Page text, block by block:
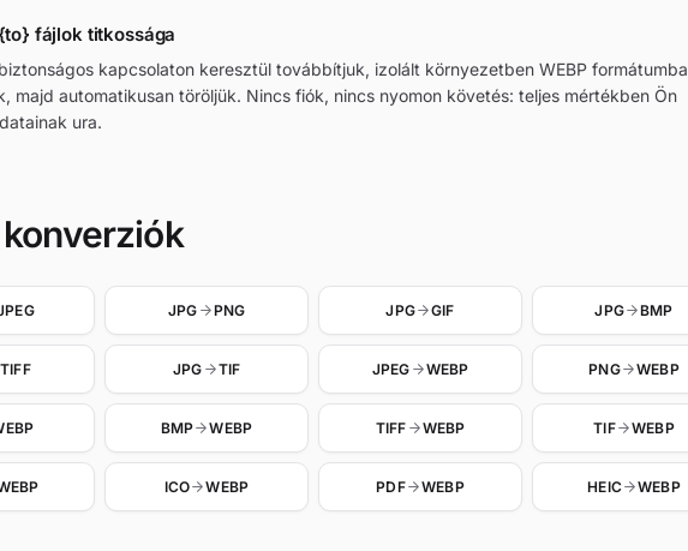
fájlok titkossága
kapcsolaton keresztül továbbítjuk, izolált környezetben WEBP formátumba
majd automatikusan töröljük. Nincs fiók, nincs nyomon követés: teljes mértékben Ön
ura.
JPG PNG JPG GIF JPG BMP
TIFF JPG TIF JPEG WEBP PNG WEBP
BMP WEBP TIFF WEBP TIF WEBP
ICO WEBP PDF WEBP HEIC WEBP